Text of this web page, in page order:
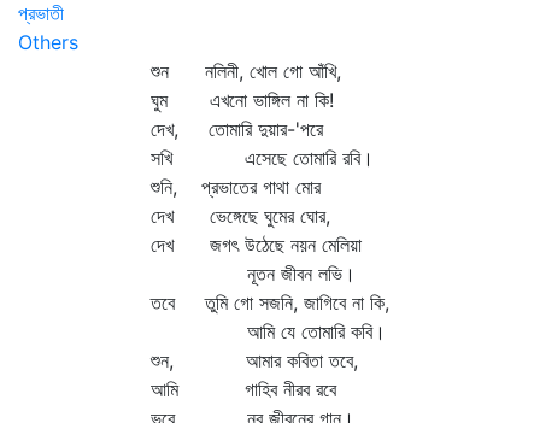
প্রভাতী
Others
শুন নলিনী, খোল গো আঁখি,
ঘুম এখনো ভাঙ্গিল না কি!
দেখ, তোমারি দুয়ার-'পরে
সখি এসেছে তোমারি রবি।
শুনি, প্রভাতের গাথা মোর
দেখ ভেঙ্গেছে ঘুমের ঘোর,
দেখ জগৎ উঠেছে নয়ন মেলিয়া
নূতন জীবন লভি।
তবে তুমি গো সজনি, জাগিবে না কি,
আমি যে তোমারি কবি।
শুন, আমার কবিতা তবে,
আমি গাহিব নীরব রবে
ভবে নব জীবনের গান।